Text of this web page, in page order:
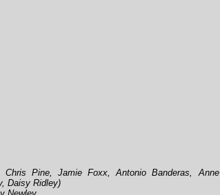
Pine, Jamie Foxx, Antonio Banderas, Anne
Daisy Ridley)